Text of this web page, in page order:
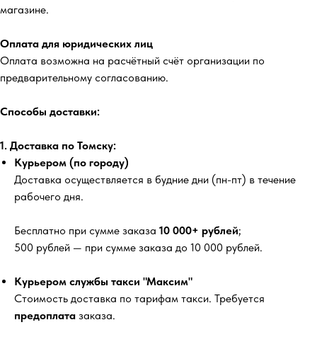
магазине.
Оплата для юридических лиц
Оплата возможна на расчётный счёт организации по
предварительному согласованию.
Способы доставки:
1. Доставка по Томску:
Курьером (по городу)
Доставка осуществляется в будние дни (пн-пт) в течение
рабочего дня.
Бесплатно при сумме заказа 10 000+ рублей;
500 рублей — при сумме заказа до 10 000 рублей.
Курьером службы такси "Максим"
Стоимость доставка по тарифам такси. Требуется
предоплата заказа.